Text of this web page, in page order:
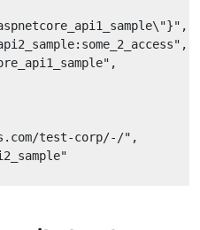
,
,
,
test-corp/-/" ,